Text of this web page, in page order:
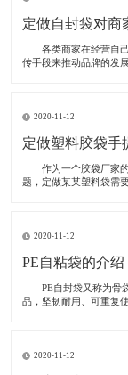
定做自封袋对商
各类商家在经营自己
传手段来推动品牌的发
2020-11-12
定做塑料胶袋手
作为一个胶袋厂家的
题，定做某某塑料袋需
2020-11-12
PE自粘袋的介绍
PE自封袋又称为骨袋
品，坚韧耐用、可重复
2020-11-12